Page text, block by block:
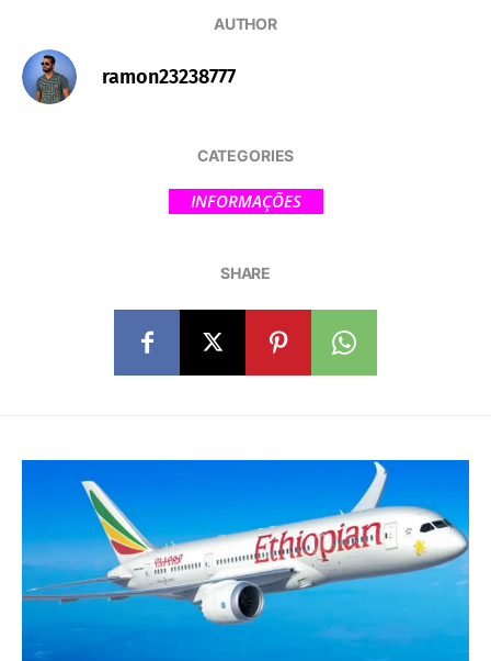
AUTHOR
ramon23238777
CATEGORIES
INFORMAÇÕES
SHARE